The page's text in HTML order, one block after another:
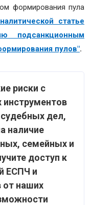
формирования пула
статье
подсанкционным
пулов".
риски с
судебных дел,
наличие
семейных и
доступ к
ЕСПЧ и
от наших